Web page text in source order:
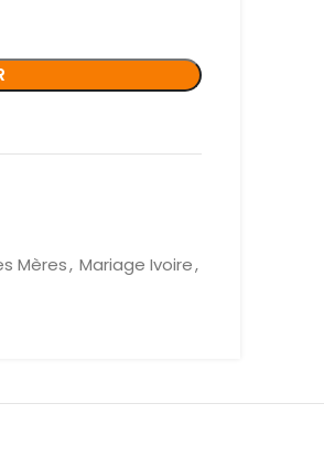
Mères, Mariage Ivoire,